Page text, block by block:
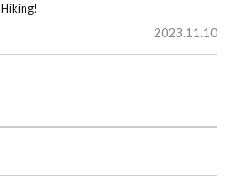
Hiking!
2023.11.10